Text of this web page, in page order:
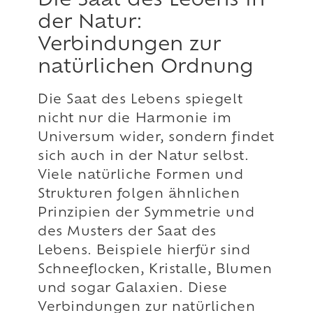
der Natur:
Verbindungen zur
natürlichen Ordnung
Die Saat des Lebens spiegelt
nicht nur die Harmonie im
Universum wider, sondern findet
sich auch in der Natur selbst.
Viele natürliche Formen und
Strukturen folgen ähnlichen
Prinzipien der Symmetrie und
des Musters der Saat des
Lebens. Beispiele hierfür sind
Schneeflocken, Kristalle, Blumen
und sogar Galaxien. Diese
Verbindungen zur natürlichen